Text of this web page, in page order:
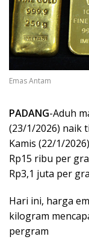
Emas Antam
PADANG-Aduh
(23/1/2026) naik
Kamis (22/1/
Rp15 ribu per
Rp3,1 juta per
Hari ini, harga
kilogram
pergram